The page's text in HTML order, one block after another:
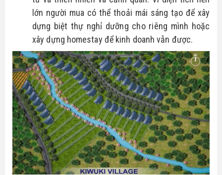
lớn người mua có thể thoải mái sáng tạo để xây
dựng biệt thự nghỉ dưỡng cho riêng mình hoặc
xây dựng homestay để kinh doanh vẫn được.